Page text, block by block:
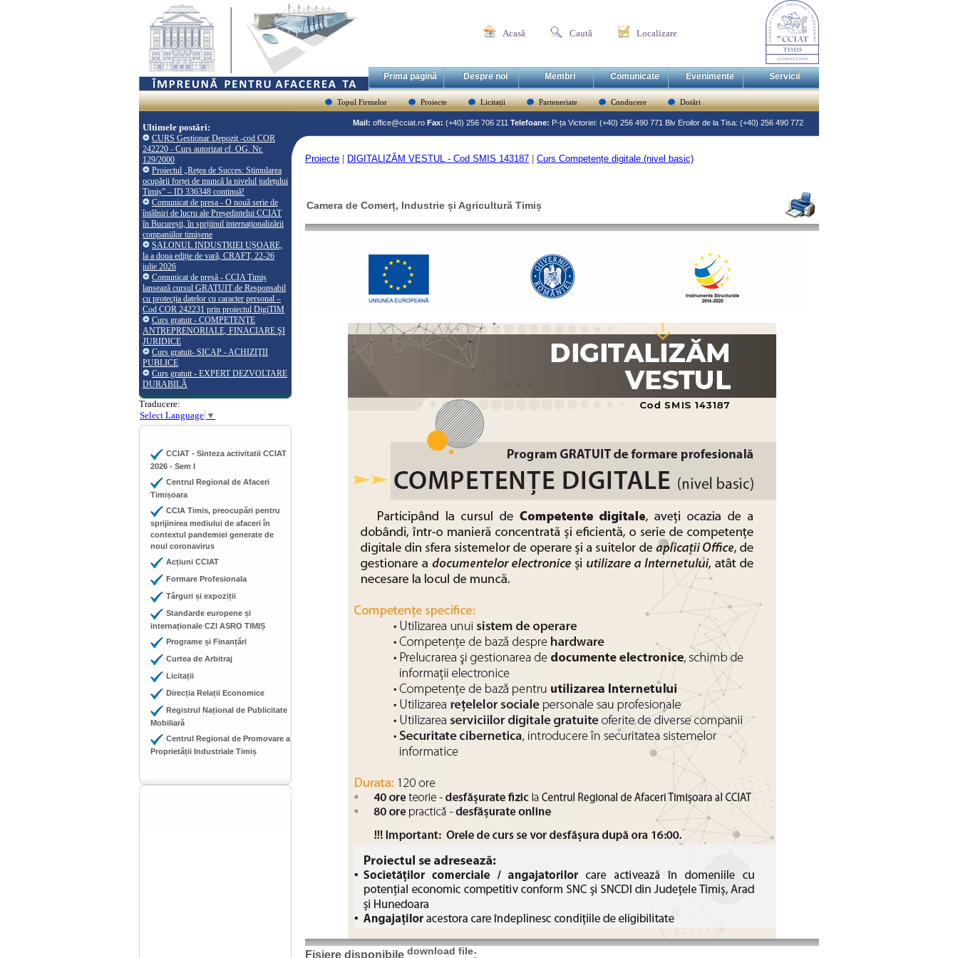
Acasă Caută Localizare
Prima pagină Despre noi Membri Comunicate Evenimente Servicii
Topul Firmelor Proiecte Licitații Parteneriate Conducere Dotări
Ultimele postări:
CURS Gestionar Depozit -cod COR
242220 - Curs autorizat cf. OG. Nr.
129/2000
Proiectul „Rețea de Succes: Stimularea
ocupării forței de muncă la nivelul județului
Timiș” – ID 336348 continuă!
Comunicat de presa - O nouă serie de
întâlniri de lucru ale Președintelui CCIAT
în București, în sprijinul internaționalizării
companiilor timișene
SALONUL INDUSTRIEI UȘOARE,
la a doua ediție de vară, CRAFT, 22-26
iulie 2026
Comunicat de presă - CCIA Timiș
lansează cursul GRATUIT de Responsabil
cu protecția datelor cu caracter personal –
Cod COR 242231 prin proiectul DigiTIM
Curs gratuit - COMPETENŢE
ANTREPRENORIALE, FINACIARE ŞI
JURIDICE
Curs gratuit- SICAP - ACHIZIŢII
PUBLICE
Curs gratuit - EXPERT DEZVOLTARE
DURABILĂ
Traducere:
Select Language ▼
CCIAT - Sinteza activitatii CCIAT
2026 - Sem I
Centrul Regional de Afaceri
Timișoara
CCIA Timis, preocupări pentru
sprijinirea mediului de afaceri în
contextul pandemiei generate de
noul coronavirus
Acțiuni CCIAT
Formare Profesionala
Târguri și expoziții
Standarde europene și
internaționale CZI ASRO TIMIȘ
Programe și Finanțări
Curtea de Arbitraj
Licitații
Direcția Relații Economice
Registrul Național de Publicitate
Mobiliară
Centrul Regional de Promovare a
Proprietății Industriale Timiș
Mail: office@cciat.ro Fax: (+40) 256 706 211 Telefoane: P-ța Victoriei: (+40) 256 490 771 Blv Eroilor de la Tisa: (+40) 256 490 772
Proiecte DIGITALIZĂM VESTUL - Cod SMIS 143187 Curs Competențe digitale (nivel basic)
Camera de Comerț, Industrie și Agricultură Timiș
Fișiere disponibile download file: